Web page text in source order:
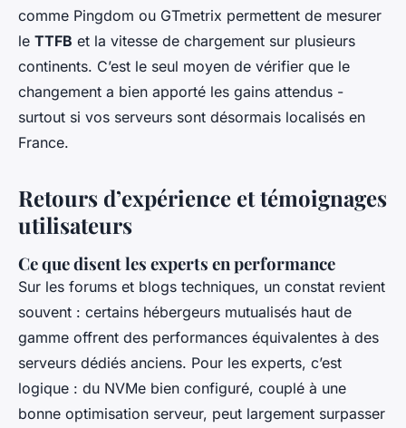
comme Pingdom ou GTmetrix permettent de mesurer
le TTFB et la vitesse de chargement sur plusieurs
continents. C’est le seul moyen de vérifier que le
changement a bien apporté les gains attendus -
surtout si vos serveurs sont désormais localisés en
France.
Retours d’expérience et témoignages
utilisateurs
Ce que disent les experts en performance
Sur les forums et blogs techniques, un constat revient
souvent : certains hébergeurs mutualisés haut de
gamme offrent des performances équivalentes à des
serveurs dédiés anciens. Pour les experts, c’est
logique : du NVMe bien configuré, couplé à une
bonne optimisation serveur, peut largement surpasser